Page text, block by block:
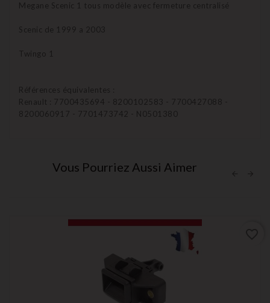
Megane Scenic 1 tous modèle avec fermeture centralisé
Scenic de 1999 a 2003
Twingo 1
Références équivalentes :
Renault : 7700435694 - 8200102583 - 7700427088 -
8200060917 - 7701473742 - N0501380
Vous Pourriez Aussi Aimer